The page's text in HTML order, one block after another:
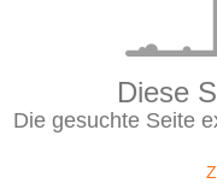
Diese
Die gesuchte Seite